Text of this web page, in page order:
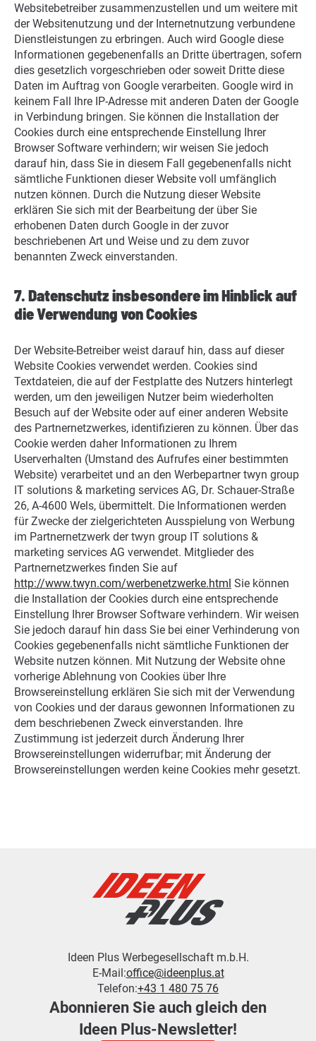
Websitebetreiber zusammenzustellen und um weitere mit
der Websitenutzung und der Internetnutzung verbundene
Dienstleistungen zu erbringen. Auch wird Google diese
Informationen gegebenenfalls an Dritte übertragen, sofern
dies gesetzlich vorgeschrieben oder soweit Dritte diese
Daten im Auftrag von Google verarbeiten. Google wird in
keinem Fall Ihre IP-Adresse mit anderen Daten der Google
in Verbindung bringen. Sie können die Installation der
Cookies durch eine entsprechende Einstellung Ihrer
Browser Software verhindern; wir weisen Sie jedoch
darauf hin, dass Sie in diesem Fall gegebenenfalls nicht
sämtliche Funktionen dieser Website voll umfänglich
nutzen können. Durch die Nutzung dieser Website
erklären Sie sich mit der Bearbeitung der über Sie
erhobenen Daten durch Google in der zuvor
beschriebenen Art und Weise und zu dem zuvor
benannten Zweck einverstanden.
7. Datenschutz insbesondere im Hinblick auf
die Verwendung von Cookies
Der Website-Betreiber weist darauf hin, dass auf dieser
Website Cookies verwendet werden. Cookies sind
Textdateien, die auf der Festplatte des Nutzers hinterlegt
werden, um den jeweiligen Nutzer beim wiederholten
Besuch auf der Website oder auf einer anderen Website
des Partnernetzwerkes, identifizieren zu können. Über das
Cookie werden daher Informationen zu Ihrem
Userverhalten (Umstand des Aufrufes einer bestimmten
Website) verarbeitet und an den Werbepartner twyn group
IT solutions & marketing services AG, Dr. Schauer-Straße
26, A-4600 Wels, übermittelt. Die Informationen werden
für Zwecke der zielgerichteten Ausspielung von Werbung
im Partnernetzwerk der twyn group IT solutions &
marketing services AG verwendet. Mitglieder des
Partnernetzwerkes finden Sie auf
http://www.twyn.com/werbenetzwerke.html Sie können
die Installation der Cookies durch eine entsprechende
Einstellung Ihrer Browser Software verhindern. Wir weisen
Sie jedoch darauf hin dass Sie bei einer Verhinderung von
Cookies gegebenenfalls nicht sämtliche Funktionen der
Website nutzen können. Mit Nutzung der Website ohne
vorherige Ablehnung von Cookies über Ihre
Browsereinstellung erklären Sie sich mit der Verwendung
von Cookies und der daraus gewonnen Informationen zu
dem beschriebenen Zweck einverstanden. Ihre
Zustimmung ist jederzeit durch Änderung Ihrer
Browsereinstellungen widerrufbar; mit Änderung der
Browsereinstellungen werden keine Cookies mehr gesetzt.
Ideen Plus Werbegesellschaft m.b.H.
E-Mail:office@ideenplus.at
Telefon:+43 1 480 75 76
Abonnieren Sie auch gleich den
Ideen Plus-Newsletter!